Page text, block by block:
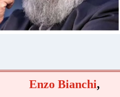
Enzo Bianchi,